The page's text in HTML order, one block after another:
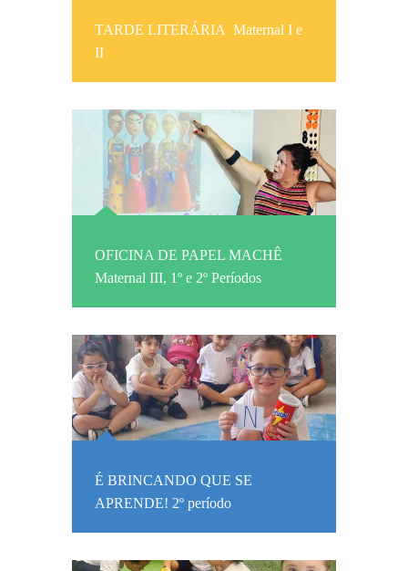
TARDE LITERÁRIA Maternal I e
II
OFICINA DE PAPEL MACHÊ
Maternal III, 1º e 2º Períodos
É BRINCANDO QUE SE
APRENDE! 2º período